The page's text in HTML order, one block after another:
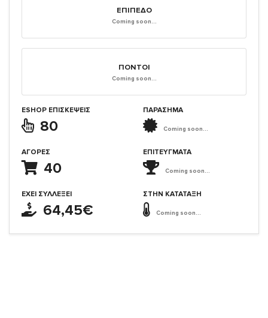
ΕΠΊΠΕΔΟ
Coming soon...
ΠΌΝΤΟΙ
Coming soon...
ESHOP ΕΠΙΣΚΈΨΕΙΣ
80
ΑΓΟΡΈΣ
40
ΈΧΕΙ ΣΥΛΛΈΞΕΙ
64,45€
ΠΑΡΑΣΗΜΑ
Coming soon...
ΕΠΙΤΕΎΓΜΑΤΑ
Coming soon...
ΣΤΗΝ ΚΑΤΆΤΑΞΗ
Coming soon...